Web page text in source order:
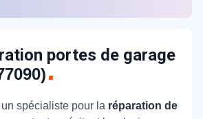
portes de garage
spécialiste pour la réparation de